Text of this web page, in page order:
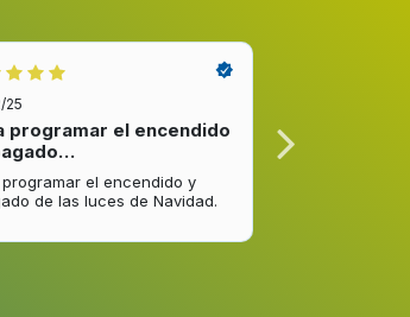
inferior
25
programar el encendido
programar el encendido y
de las luces de Navidad.
venta y…